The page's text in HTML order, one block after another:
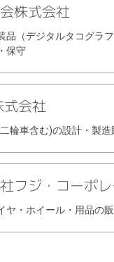
株式会社
品（デジタルタコグラ
保守
会社
輪車含む)の設計・製造
フジ・コーポ
ヤ・ホイール・用品の